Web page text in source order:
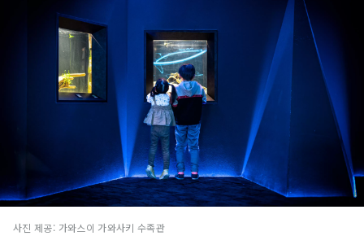
사진 제공: 가와스이 가와사키 수족관